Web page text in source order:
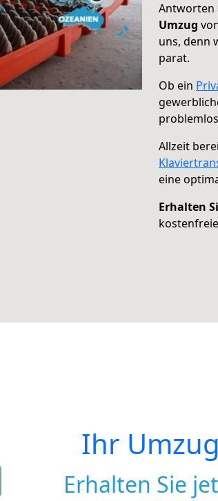
Antworten
Umzug
uns, denn
parat.
Ob ein
Allzeit
eine
Erhalten
Ihr Umzug
Erhalten Sie